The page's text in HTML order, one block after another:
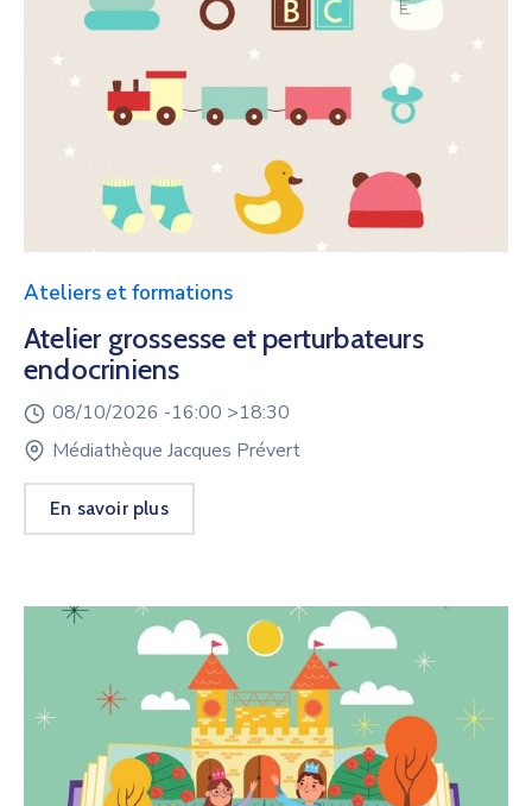
Ateliers et formations
Atelier grossesse et perturbateurs
endocriniens
08/10/2026 -16:00 >18:30
Médiathèque Jacques Prévert
En savoir plus